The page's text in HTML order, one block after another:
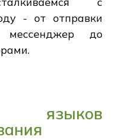
- от отправки
мессенджер до